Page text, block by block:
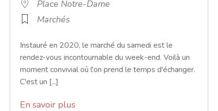
Place Notre-Dame
Marchés
Instauré en 2020, le marché du samedi est le
rendez-vous incontournable du week-end. Voilà un
moment convivial où l'on prend le temps d'échanger.
C'est un [...]
En savoir plus